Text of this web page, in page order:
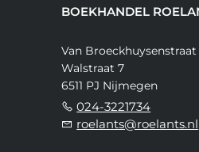
BOEKHANDEL
Van Broeckhuysenstraat
Walstraat 7
6511 PJ Nijmegen
024-3221734
roelants@roelants.nl